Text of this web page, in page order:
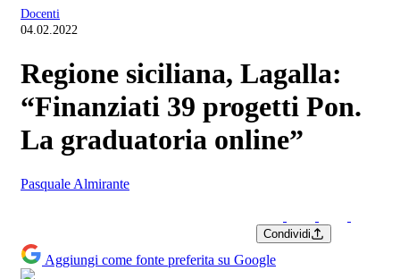
Docenti
04.02.2022
Regione siciliana, Lagalla:
“Finanziati 39 progetti Pon.
La graduatoria online”
Pasquale Almirante
Condividi
Aggiungi come fonte preferita su Google